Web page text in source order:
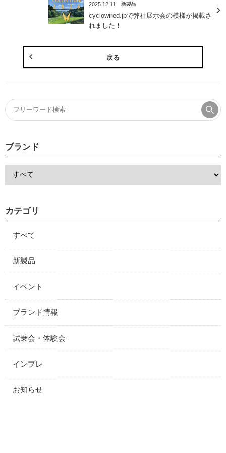
2025.12.11 新製品
cyclowired.jpで弊社展示会の模様が掲載さ
れました！
戻る
ブランド
カテゴリ
すべて
新製品
イベント
ブランド情報
試乗会・体験会
インプレ
お知らせ